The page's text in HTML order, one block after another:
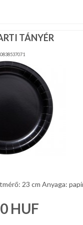
TÁNYÉR
23 cm Anyaga:
HUF